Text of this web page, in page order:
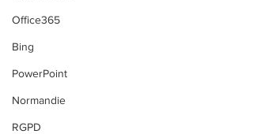
Office365
Bing
PowerPoint
Normandie
RGPD